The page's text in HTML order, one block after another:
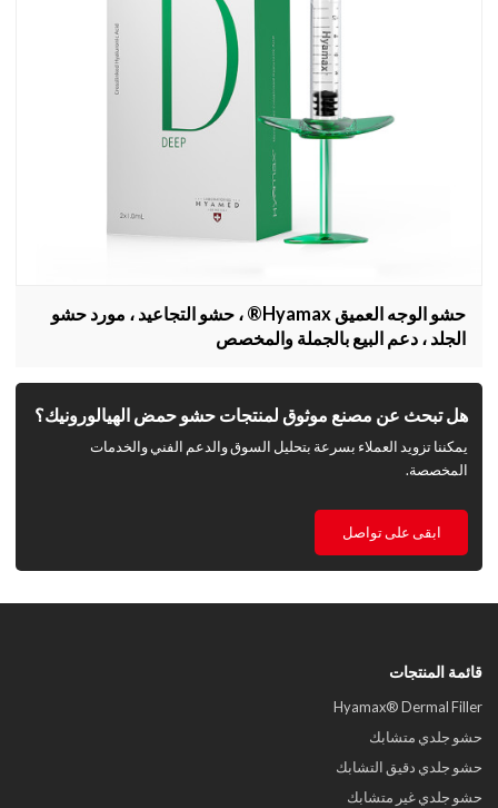
حشو الوجه العميق Hyamax® ، حشو التجاعيد ، مورد حشو
الجلد ، دعم البيع بالجملة والمخصص
هل تبحث عن مصنع موثوق لمنتجات حشو حمض الهيالورونيك؟
يمكننا تزويد العملاء بسرعة بتحليل السوق والدعم الفني والخدمات
المخصصة.
ابقى على تواصل
قائمة المنتجات
Hyamax® Dermal Filler
حشو جلدي متشابك
حشو جلدي دقيق التشابك
حشو جلدي غير متشابك